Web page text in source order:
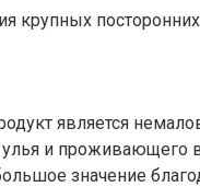
крупных
является
и
значение